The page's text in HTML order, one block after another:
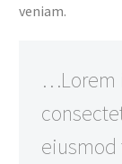
veniam.
…Lorem